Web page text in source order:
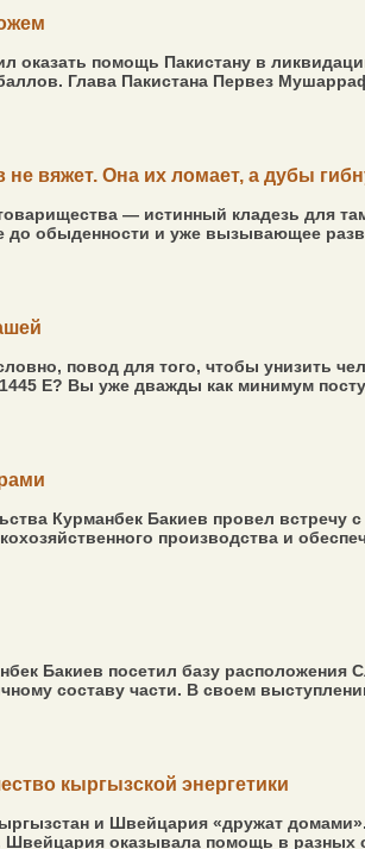
оказать помощь Пакистану в
Глава Пакистана Первез
вяжет. Она их ломает, а дубы
— истинный кладезь для
до обыденности и уже вызывающее
повод для того, чтобы унизить
Е? Вы уже дважды как минимум
Курманбек Бакиев провел встречу
производства и
Бакиев посетил базу
составу части. В своем
кыргызской энергетики
и Швейцария «дружат
Швейцария оказывала помощь в разных